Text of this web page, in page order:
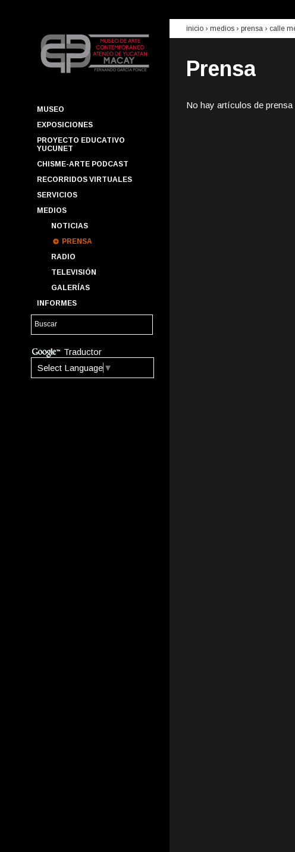
MUSEO
EXPOSICIONES
PROYECTO EDUCATIVO
YUCUNET
CHISME-ARTE PODCAST
RECORRIDOS VIRTUALES
SERVICIOS
MEDIOS
NOTICIAS
PRENSA
RADIO
TELEVISIÓN
GALERÍAS
INFORMES
Traductor
Select Language ▼
inicio › medios › prensa › calle
Prensa
No hay artículos de prensa